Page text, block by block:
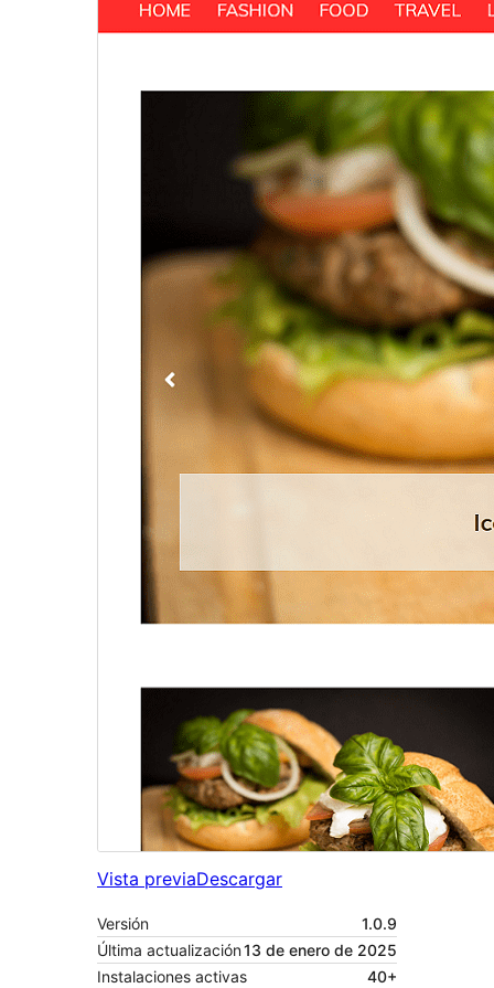
Vista previaDescargar
Versión
1.0.9
Última actualización13 de enero de 2025
Instalaciones activas
40+